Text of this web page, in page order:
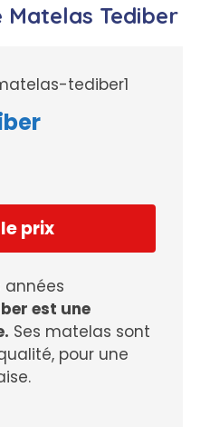
Matelas Tediber
prix
années
est une
Ses matelas sont
pour une